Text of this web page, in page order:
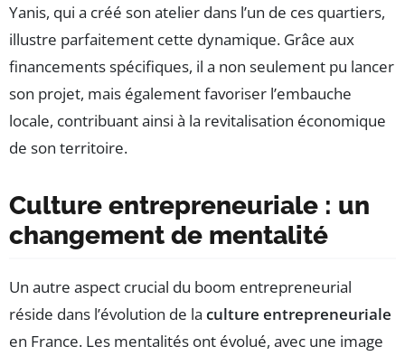
Yanis, qui a créé son atelier dans l’un de ces quartiers,
illustre parfaitement cette dynamique. Grâce aux
financements spécifiques, il a non seulement pu lancer
son projet, mais également favoriser l’embauche
locale, contribuant ainsi à la revitalisation économique
de son territoire.
Culture entrepreneuriale : un
changement de mentalité
Un autre aspect crucial du boom entrepreneurial
réside dans l’évolution de la culture entrepreneuriale
en France. Les mentalités ont évolué, avec une image